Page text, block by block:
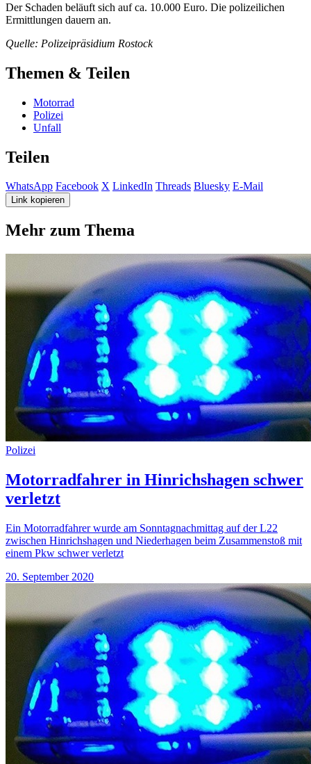
Der Schaden beläuft sich auf ca. 10.000 Euro. Die polizeilichen
Ermittlungen dauern an.
Quelle: Polizeipräsidium Rostock
Themen & Teilen
Motorrad
Polizei
Unfall
Teilen
WhatsApp Facebook X LinkedIn Threads Bluesky E-Mail
Link kopieren
Mehr zum Thema
Polizei
Motorradfahrer in Hinrichshagen schwer
verletzt
Ein Motorradfahrer wurde am Sonntagnachmittag auf der L22
zwischen Hinrichshagen und Niederhagen beim Zusammenstoß mit
einem Pkw schwer verletzt
20. September 2020